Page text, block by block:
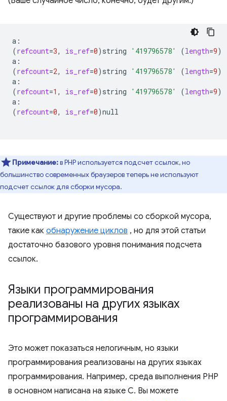
(refcount=3, is_ref=0) string '419796578' (length=9)
(refcount=2, is_ref=0) string '419796578' (length=9)
(refcount=1 , is_ref=0) string '419796578' (length=9)
(refcount=0, is_ref=0)null
Примечание:в PHP используется подсчет ссылок, но
большинство современных браузеров теперь не используют
подсчет ссылок для сборки мусора.
Существуют и другие проблемы со сборкой мусора,
такие как обнаружение циклов , но для этой статьи
достаточно базового уровня понимания подсчета
ссылок.
Языки программирования
реализованы на других языках
программирования
Это может показаться нелогичным, но языки
программирования реализованы на других языках
программирования. Например, среда выполнения PHP
в основном написана на языке C. Вы можете